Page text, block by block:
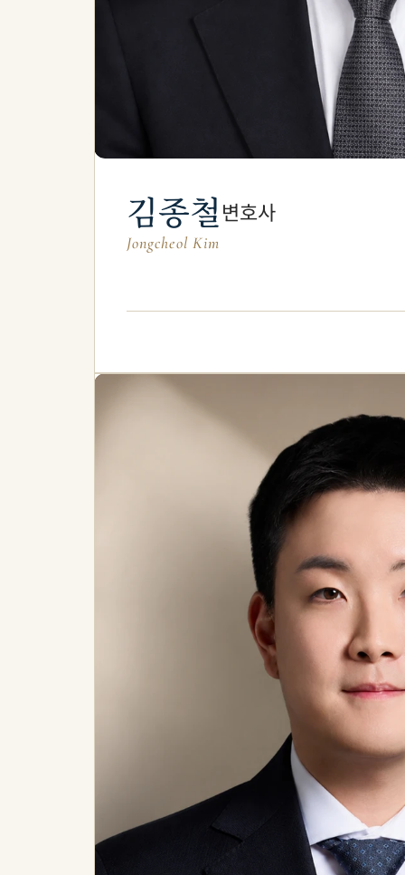
김종철 변호사
Jongcheol Kim